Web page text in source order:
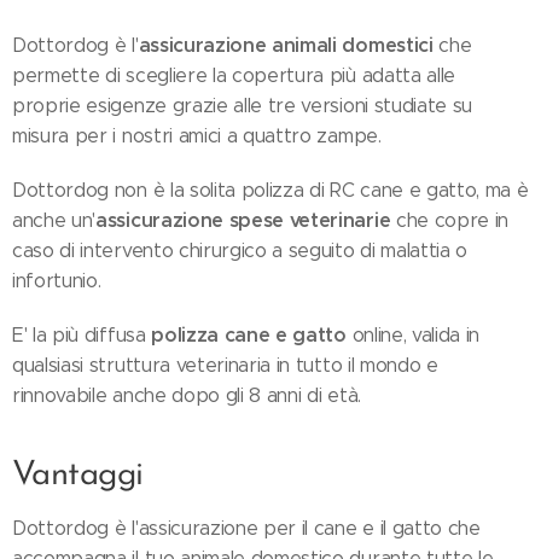
Dottordog è l'assicurazione animali domestici che
permette di scegliere la copertura più adatta alle
proprie esigenze grazie alle tre versioni studiate su
misura per i nostri amici a quattro zampe.
Dottordog non è la solita polizza di RC cane e gatto, ma è
anche un'assicurazione spese veterinarie che copre in
caso di intervento chirurgico a seguito di malattia o
infortunio.
E' la più diffusa polizza cane e gatto online, valida in
qualsiasi struttura veterinaria in tutto il mondo e
rinnovabile anche dopo gli 8 anni di età.
Vantaggi
Dottordog è l'assicurazione per il cane e il gatto che